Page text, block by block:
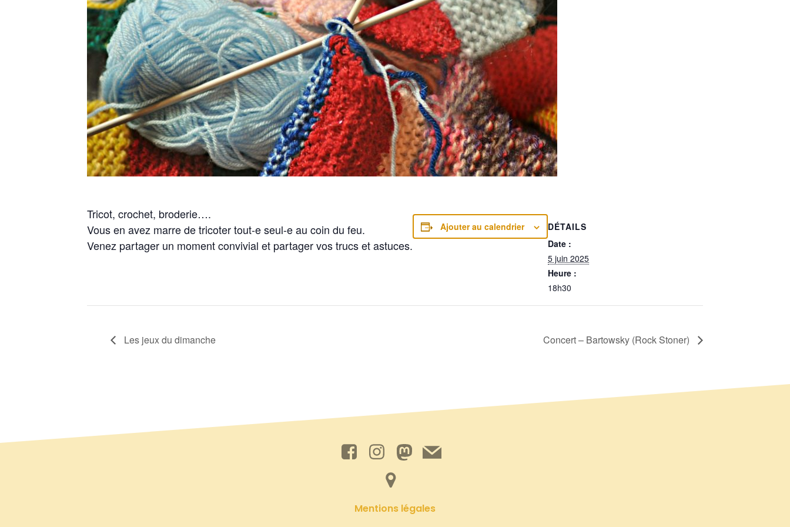
Tricot, crochet, broderie….
Vous en avez marre de tricoter tout-e seul-e au coin du feu.
Venez partager un moment convivial et partager vos trucs et astuces.
Ajouter au calendrier
DÉTAILS
Date :
5 juin 2025
Heure :
18h30
Les jeux du dimanche Concert – Bartowsky (Rock Stoner)
Mentions légales